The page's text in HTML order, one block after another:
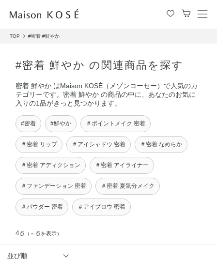
メ
TOP #密着 #鮮やか
#密着 鮮やか の関連商品を探す
密着 鮮やか はMaison KOSÉ（メゾンコーセー）で人気のカ
テゴリーです。密着 鮮やか の商品の中に、あなたのお気に
入りの1品がきっと見つかります。
#密着 #鮮やか ＃ポイントメイク 密着
＃密着 リップ ＃アイシャドウ 密着 ＃密着 なめらか
＃密着 アディクション ＃密着 アイライナー
＃ファンデーション 密着 ＃密着 夏気分メイク
＃パウダー 密着 ＃アイブロウ 密着
4点 （～点を表示）
並び順